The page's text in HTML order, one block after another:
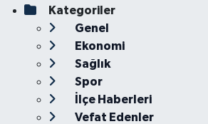
Kategoriler
Genel
Ekonomi
Sağlık
Spor
İlçe Haberleri
Vefat Edenler